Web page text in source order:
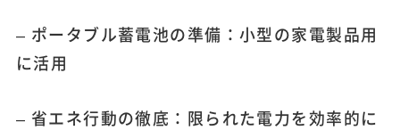
– ポータブル蓄電池の準備：小型の家電製品用
に活用
– 省エネ行動の徹底：限られた電力を効率的に